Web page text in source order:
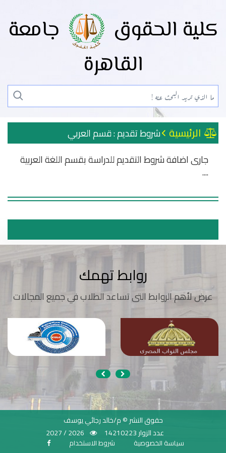
كلية الحقوق
جامعة
القاهرة
الرئيسية شروط تقديم : قسم العربي
جارى اضافة شروط التقديم للدراسة بقسم اللغة العربية
....
روابط تهمك
عرض لأهم الروابط التى تساعد الطلاب في جميع المجالات
حقوق النشر © م/خالد رجائي يوسف
عدد الزوار 14210223
2026 / 2027
سياسة الخصوصية شروط الاستخدام